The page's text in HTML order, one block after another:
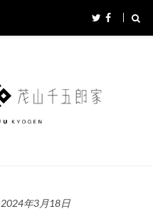
2024年3月18日